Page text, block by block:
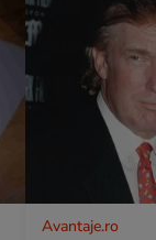
Avantaje.ro